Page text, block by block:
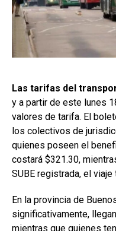
Las tarifas del
y a partir de este lunes
valores de tarifa. El
los colectivos de
quienes poseen el
costará $321.30,
SUBE registrada, el
En la provincia de
significativamente,
mientras que quienes